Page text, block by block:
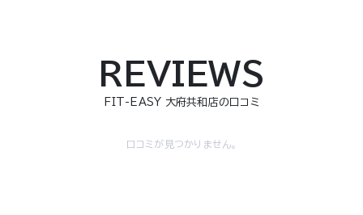
REVIEWS
FIT-EASY 大府共和店の口コミ
口コミが見つかりません。